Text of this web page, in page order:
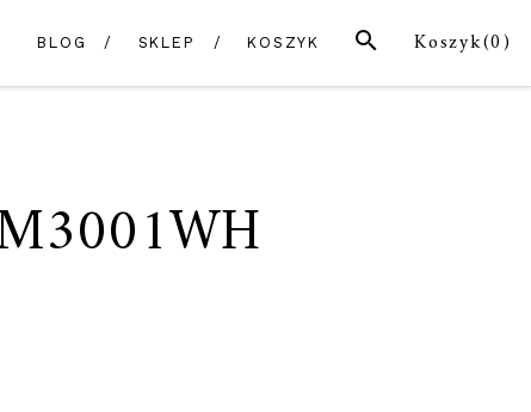
Koszyk(0)
SZUKAJ
BLOG SKLEP KOSZYK